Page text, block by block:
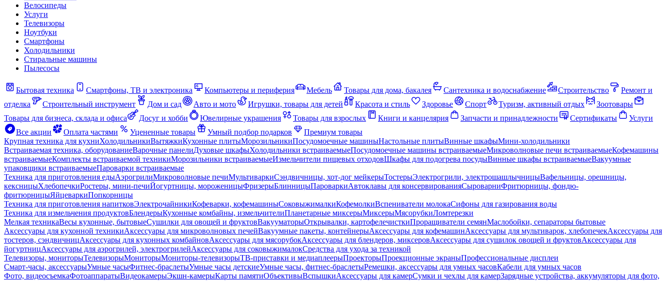
Велосипеды
Услуги
Телевизоры
Ноутбуки
Смартфоны
Холодильники
Стиральные машины
Пылесосы
Бытовая техника Смартфоны, ТВ и электроника Компьютеры и периферия Мебель Товары для дома, бакалея Сантехника и водоснабжение Строительство
Ремонт и
отделка
Строительный инструмент Дом и сад Авто и мото Игрушки, товары для детей Красота и стиль Здоровье Спорт Туризм, активный отдых
Зоотовары
Товары для бизнеса, склада и офиса
Досуг и хобби Ювелирные украшения Товары для взрослых Книги и канцелярия Запчасти и принадлежности Сертификаты
Услуги
Все акции
Оплата частями Уцененные товары Умный подбор подарков
Премиум товары
Крупная техника для кухниХолодильникиВытяжкиКухонные плитыМорозильникиПосудомоечные машиныНастольные плитыВинные шкафыМини-холодильники
Встраиваемая техника, оборудованиеВарочные панелиДуховые шкафыХолодильники встраиваемыеПосудомоечные машины встраиваемыеМикроволновые печи встраиваемыеКофемашины
встраиваемыеКомплекты встраиваемой техникиМорозильники встраиваемыеИзмельчители пищевых отходовШкафы для подогрева посудыВинные шкафы встраиваемыеВакуумные
упаковщики встраиваемыеПароварки встраиваемые
Техника для приготовления едыАэрогрилиМикроволновые печиМультиваркиСэндвичницы, хот-дог мейкерыТостерыЭлектрогрили, электрошашлычницыВафельницы, орешницы,
кексницыХлебопечкиРостеры, мини-печиЙогуртницы, мороженицыФризерыБлинницыПароваркиАвтоклавы для консервированияСыроварниФритюрницы, фондю-
фритюрницыЯйцеваркиПопкорницы
Техника для приготовления напитковЭлектрочайникиКофеварки, кофемашиныСоковыжималкиКофемолкиВспениватели молокаСифоны для газирования воды
Техника для измельчения продуктовБлендерыКухонные комбайны, измельчителиПланетарные миксерыМиксерыМясорубкиЛомтерезки
Мелкая техникаВесы кухонные, бытовыеСушилки для овощей и фруктовВакууматорыОткрывалки, картофелечисткиПроращиватели семянМаслобойки, сепараторы бытовые
Аксессуары для кухонной техникиАксессуары для микроволновых печейВакуумные пакеты, контейнерыАксессуары для кофемашинАксессуары для мультиварок, хлебопечекАксессуары для
тостеров, сэндвичницАксессуары для кухонных комбайновАксессуары для мясорубокАксессуары для блендеров, миксеровАксессуары для сушилок овощей и фруктовАксессуары для
йогуртницАксессуары для аэрогрилей, электрогрилейАксессуары для соковыжималокСредства для ухода за техникой
Телевизоры, мониторыТелевизорыМониторыМониторы-телевизорыТВ-приставки и медиаплеерыПроекторыПроекционные экраныПрофессиональные дисплеи
Смарт-часы, аксессуарыУмные часыФитнес-браслетыУмные часы детскиеУмные часы, фитнес-браслетыРемешки, аксессуары для умных часовКабели для умных часов
Фото, видеосъемкаФотоаппаратыВидеокамерыЭкшн-камерыКарты памятиОбъективыВспышкиАксессуары для камерСумки и чехлы для камерЗарядные устройства, аккумуляторы для фото,